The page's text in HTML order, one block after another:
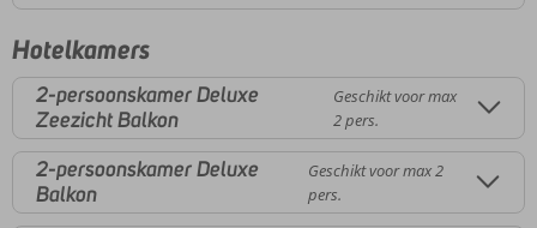
Hotelkamers
2-persoonskamer Deluxe
Zeezicht Balkon
Geschikt voor max
2 pers.
2-persoonskamer Deluxe
Balkon
Geschikt voor max 2
pers.